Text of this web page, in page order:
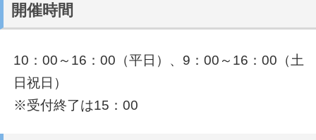
開催時間
10：00～16：00（平日）、9：00～16：00（土
日祝日）
※受付終了は15：00